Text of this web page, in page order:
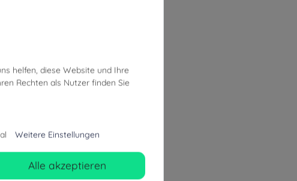
helfen, diese Website und Ihre
Rechten als Nutzer finden Sie
Weitere Einstellungen
Alle akzeptieren